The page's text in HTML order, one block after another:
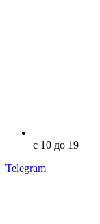
с 10 до 19
Telegram